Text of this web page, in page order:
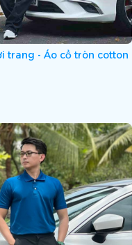
trang - Áo cổ tròn cotton